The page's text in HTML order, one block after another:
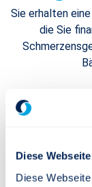
Diese
Diese
Sie erhalten
die Sie